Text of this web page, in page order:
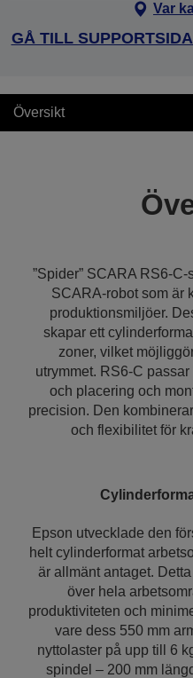
Var
GÅ TILL
Översikt
”Spider” SCARA
SCARA-robot som är
produktionsmiljöer.
skapar ett
zoner, vilket
utrymmet. RS6‐C
och placering och
precision. Den
och flexibilitet för
Epson utvecklade den
helt cylinderformat
är allmänt antaget.
över hela
produktiviteten och
vare dess 550 mm
nyttolaster på upp till 6
spindel – 200 mm